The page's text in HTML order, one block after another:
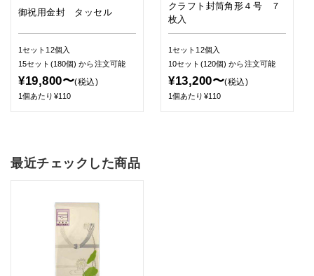
御祝用金封 タッセル
1セット12個入
15セット(180個)から注文可能
¥19,800〜(税込)
1個あたり¥110
クラフト封筒角形４号 ７
枚入
1セット12個入
10セット(120個)から注文可能
¥13,200〜(税込)
1個あたり¥110
最近チェックした商品